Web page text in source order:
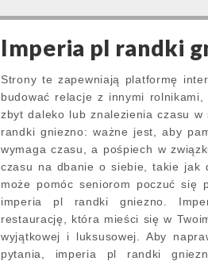
Imperia pl randki
Strony te zapewniają platformę
budować relacje z innymi
zbyt daleko lub znalezienia czasu
randki gniezno: ważne jest, aby
wymaga czasu, a pośpiech w
czasu na dbanie o siebie, takie jak
może pomóc seniorom poczuć się
imperia pl randki gniezno.
restaurację, która mieści się w
wyjątkowej i luksusowej. Aby
pytania, imperia pl randki